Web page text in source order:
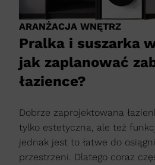
ARANŻACJA WNĘTRZ
Pralka i suszarka
jak zaplanować
łazience?
Dobrze zaprojektowana
tylko estetyczna, ale też
jednak jest to łatwe do
przestrzeni. Dlatego coraz